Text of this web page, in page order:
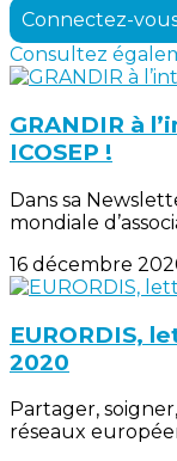
Connectez-
Consultez
GRANDIR à
ICOSEP !
Dans sa
mondiale
16 décembre
EURORDIS,
2020
Partager,
réseaux